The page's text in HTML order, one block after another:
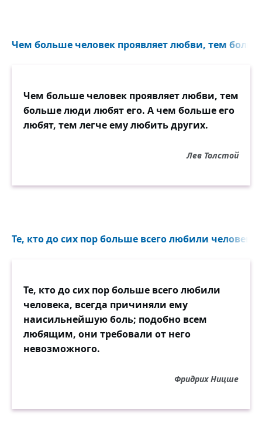
Чем больше человек проявляет любви, тем
Чем больше человек проявляет любви, тем
больше люди любят его. А чем больше его
любят, тем легче ему любить других.
Лев Толстой
Те, кто до сих пор больше всего любили
Те, кто до сих пор больше всего любили
человека, всегда причиняли ему
наисильнейшую боль; подобно всем
любящим, они требовали от него
невозможного.
Фридрих Ницше